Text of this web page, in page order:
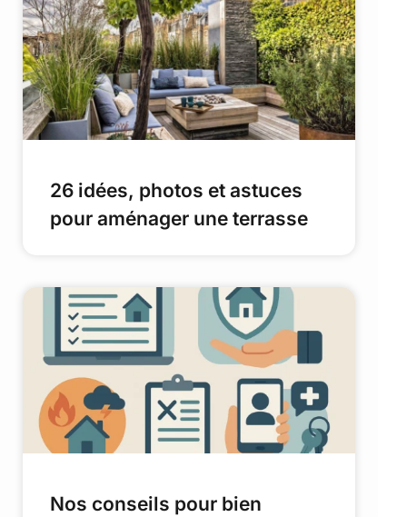
26 idées, photos et astuces
pour aménager une terrasse
Nos conseils pour bien